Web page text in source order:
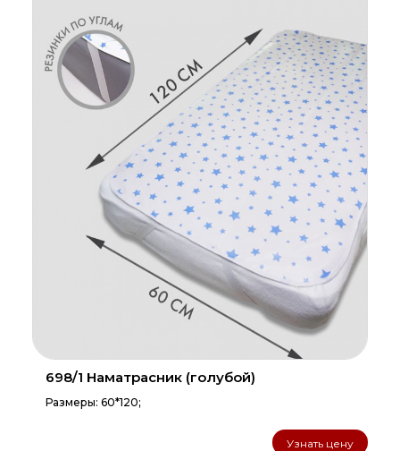
698/1 Наматрасник (голубой)
Размеры: 60*120;
Узнать цену